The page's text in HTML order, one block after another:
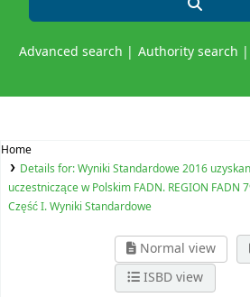
Advanced search Authority search
Home
Details for:Wyniki Standardowe 2016
uczestniczące w Polskim FADN. REGION FADN
Część I. Wyniki Standardowe
Normal view
ISBD view